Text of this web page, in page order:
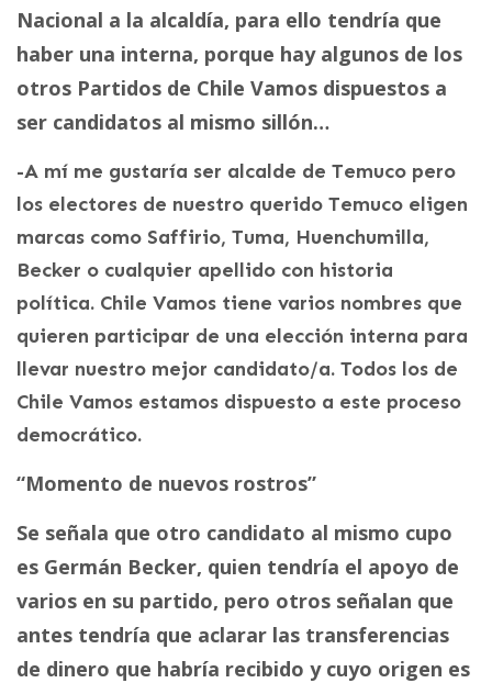
Nacional a la alcaldía, para ello tendría que
haber una interna, porque hay algunos de los
otros Partidos de Chile Vamos dispuestos a
ser candidatos al mismo sillón…
-A mí me gustaría ser alcalde de Temuco pero
los electores de nuestro querido Temuco eligen
marcas como Saffirio, Tuma, Huenchumilla,
Becker o cualquier apellido con historia
política. Chile Vamos tiene varios nombres que
quieren participar de una elección interna para
llevar nuestro mejor candidato/a. Todos los de
Chile Vamos estamos dispuesto a este proceso
democrático.
“Momento de nuevos rostros”
Se señala que otro candidato al mismo cupo
es Germán Becker, quien tendría el apoyo de
varios en su partido, pero otros señalan que
antes tendría que aclarar las transferencias
de dinero que habría recibido y cuyo origen es